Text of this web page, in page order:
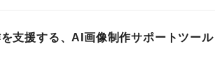
支援する、AI画像制作サポートツール